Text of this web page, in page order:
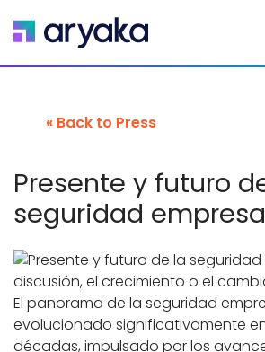
« Back to Press
Presente y futuro
seguridad
discusión, el crecimiento o el
El panorama de la seguridad
evolucionado significativamente
décadas, impulsado por los